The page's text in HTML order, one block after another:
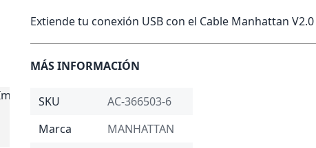
Extiende tu conexión USB con el Cable Manhattan
MÁS INFORMACIÓN
SKU
AC-366503-6
Marca
MANHATTAN